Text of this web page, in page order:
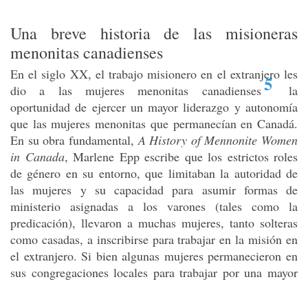
Una breve historia de las misioneras
menonitas canadienses
En el siglo XX, el trabajo misionero en el extranjero les
dio a las mujeres menonitas canadienses5
la
oportunidad de ejercer un mayor liderazgo y autonomía
que las mujeres menonitas que permanecían en Canadá.
En su obra fundamental,A History of Mennonite Women
in Canada, Marlene Epp escribe que los estrictos roles
de género en su entorno, que limitaban la autoridad de
las mujeres y su capacidad para asumir formas de
ministerio asignadas a los varones (tales como la
predicación), llevaron a muchas mujeres, tanto solteras
como casadas, a inscribirse para trabajar en la misión en
el extranjero. Si bien algunas mujeres permanecieron en
sus congregaciones locales para trabajar por una mayor